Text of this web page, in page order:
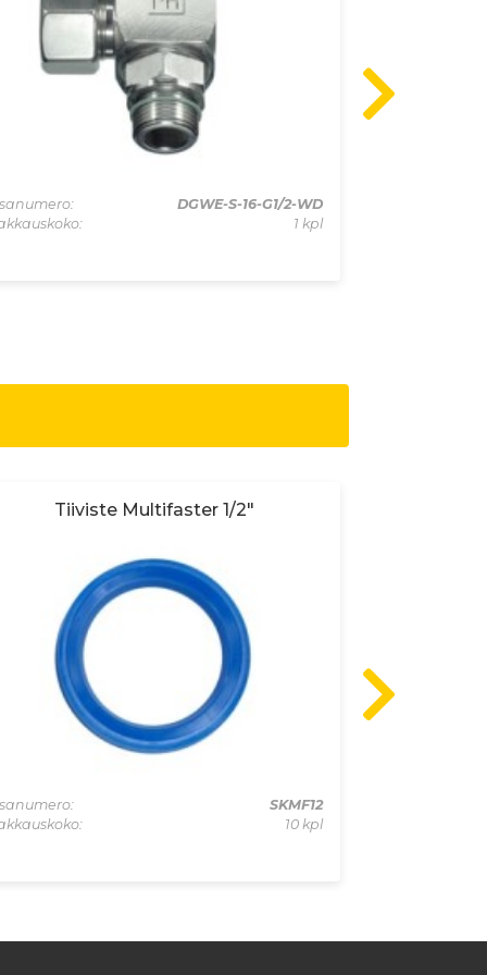
DGWE-S-16-G1/2-WD
1 kpl
Tiiviste Multifaster 1/2"
SKMF12
10 kpl